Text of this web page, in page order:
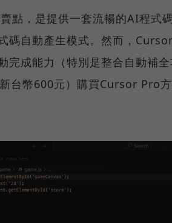
點，是提供一套流暢的AI程式
碼自動產生模式。然而，
完成能力（特別是整合自動補
台幣600元）購買Cursor Pro